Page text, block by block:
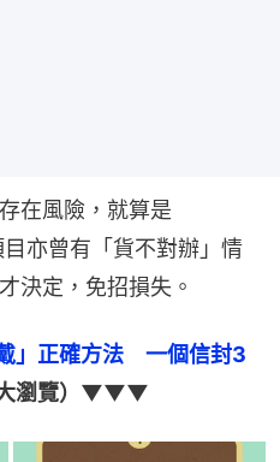
在風險，就算是
亦曾有「貨不對辦」情
決定，免招損失。
」正確方法　一個信封3
大瀏覽）▼▼▼